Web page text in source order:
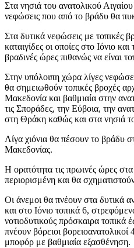
Στα νησιά του ανατολικού
νεφώσεις που από το βράδυ θα
Στα δυτικά νεφώσεις με τοπικές
καταιγίδες οι οποίες στο Ιόνιο
βραδινές ώρες πιθανώς να είναι
Στην υπόλοιπη χώρα λίγες
θα σημειωθούν τοπικές βροχές
Μακεδονία και βαθμιαία στην
τις Σποράδες, την Εύβοια, την
στη Θράκη καθώς και στα νησιά
Λίγα χιόνια θα πέσουν το βράδυ
Μακεδονίας.
Η ορατότητα τις πρωινές ώρες στα
περιορισμένη και θα
Οι άνεμοι θα πνέουν στα δυτικά
και στο Ιόνιο τοπικά 6,
νοτιοδυτικούς πρόσκαιρα
πνέουν βόρειοι
μποφόρ με βαθμιαία εξασθένηση.